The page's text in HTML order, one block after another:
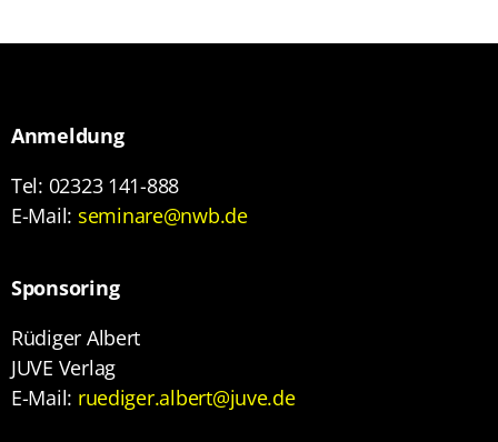
Anmeldung
Tel: 02323 141-888
E-Mail: seminare@nwb.de
Sponsoring
Rüdiger Albert
JUVE Verlag
E-Mail: ruediger.albert@juve.de